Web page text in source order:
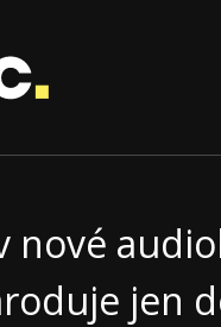
nové
jen